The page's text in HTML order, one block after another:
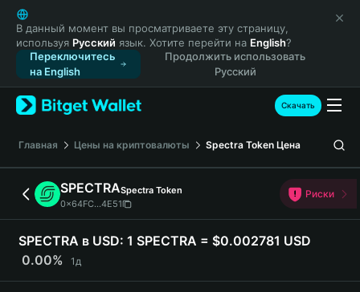
English
日本語
Tiếng Việt
Русский
Español (Latinoamérica)
Türkçe
Français
Deutsch
简体中文
繁體中文
Português (Portugal)
Bahasa Indonesia
ภาษาไทย
हिन्दी
В данный момент вы просматриваете эту страницу,
используя Русский язык. Хотите перейти на English?
Переключитесь
на English
Продолжить использовать
Русский
Скачать
Главная Цены на криптовалюты Spectra Token Цена
SPECTRASpectra Token
0x64FC...4E51
Риски
SPECTRA в USD: 1 SPECTRA = $0.002781 USD
0.00%
1д